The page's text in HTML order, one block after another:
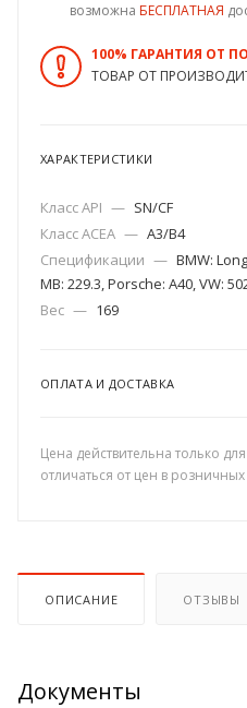
возможна БЕСПЛАТНАЯ
100% ГАРАНТИЯ ОТ
ТОВАР ОТ
ХАРАКТЕРИСТИКИ
Класс API — SN/CF
Класс ACEA — A3/B4
Спецификации — BMW:
MB: 229.3, Porsche: A40, VW:
Вес — 169
ОПЛАТА И ДОСТАВКА
Цена действительна только
отличаться от цен в
ОПИСАНИЕ ОТЗЫВЫ
Документы